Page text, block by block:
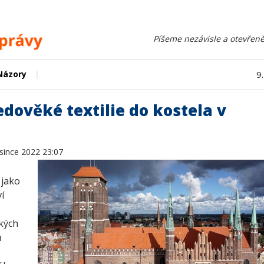
Píšeme nezávisle a
textilie do kostela v
2022 23:07